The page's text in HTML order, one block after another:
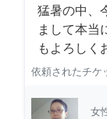
猛暑の中、
まして本当
もよろしく
依頼されたチケ
女